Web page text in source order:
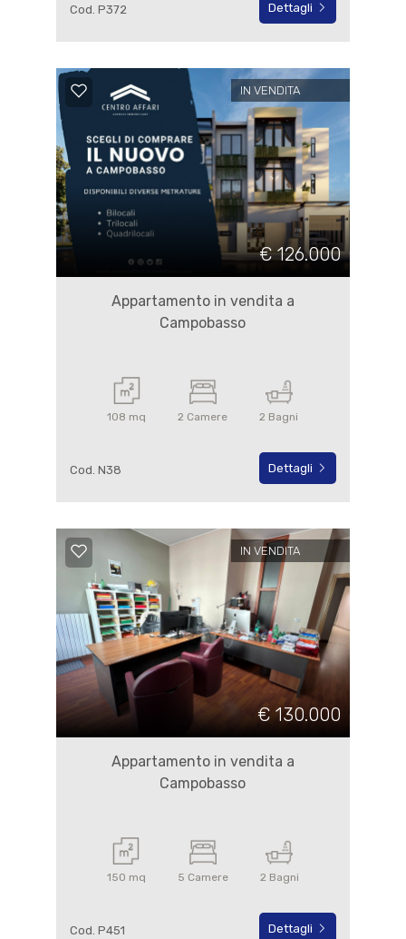
Cod. P372 Dettagli
IN VENDITA
€ 126.000
Appartamento in vendita a
Campobasso
108 mq 2 Camere 2 Bagni
Cod. N38 Dettagli
IN VENDITA
€ 130.000
Appartamento in vendita a
Campobasso
150 mq 5 Camere 2 Bagni
Cod. P451 Dettagli